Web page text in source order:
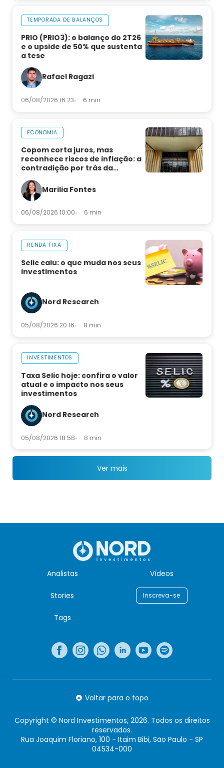
TEMPORADA DE BALANÇOS
PRIO (PRIO3): o balanço do 2T26
e o upside de 50% que sustenta
a tese
Rafael Ragazi
06/08/2026 16:23 6 min
ECONOMIA
Copom corta juros, mas
reconhece riscos de inflação: a
contradição por trás da
Marilia Fontes
06/08/2026 10:00 6 min
RENDA FIXA
Selic caiu: o que muda nos seus
investimentos
Nord Research
05/08/2026 20:16 8 min
INVESTIMENTOS
Taxa Selic hoje: confira o valor
atual e o impacto nos seus
investimentos
Nord Research
05/08/2026 18:58 8 min
Ver mais
Analistas Vídeos
Stories Inscreva-se
Tags
Voltar para o topo
Copyright © Nord Investimentos, 2026. Todos os direitos
reservados.
Rua Joaquim Floriano, 100 - Itaim Bibi, São Paulo - SP
04534-000